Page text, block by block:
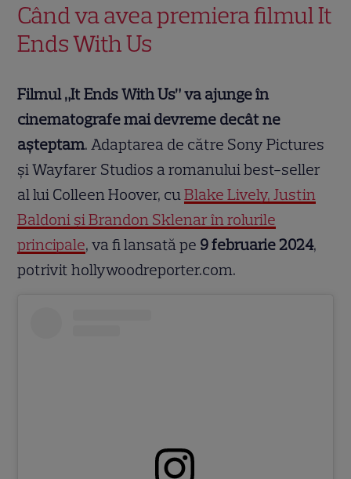
Când va avea premiera filmul It
Ends With Us
Filmul „It Ends With Us” va ajunge în
cinematografe mai devreme decât ne
așteptam. Adaptarea de către Sony Pictures
și Wayfarer Studios a romanului best-seller
al lui Colleen Hoover, cuBlake Lively, Justin
Baldoni și Brandon Sklenar în rolurile
principale, va fi lansată pe 9 februarie 2024,
potrivit hollywoodreporter.com.